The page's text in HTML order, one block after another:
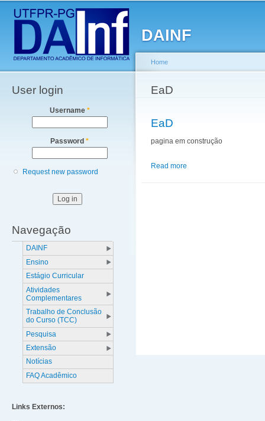
DAINF
Main menu
User login
Username *
Password *
Request new password
Navegação
DAINF
Ensino
Estágio Curricular
Atividades
Complementares
Trabalho de Conclusão
do Curso (TCC)
Pesquisa
Extensão
Notícias
FAQ Acadêmico
Links Externos:
You are here
Home
EaD
EaD
pagina em construção
Read more